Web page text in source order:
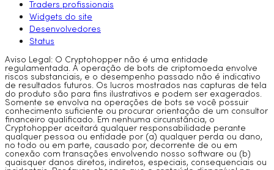
Traders profissionais
Widgets do site
Desenvolvedores
Status
Aviso Legal: O Cryptohopper não é uma entidade
regulamentada. A operação de bots de criptomoeda envolve
riscos substanciais, e o desempenho passado não é indicativo
de resultados futuros. Os lucros mostrados nas capturas de tela
do produto são para fins ilustrativos e podem ser exagerados.
Somente se envolva na operações de bots se você possuir
conhecimento suficiente ou procurar orientação de um consultor
financeiro qualificado. Em nenhuma circunstância, o
Cryptohopper aceitará qualquer responsabilidade perante
qualquer pessoa ou entidade por (a) qualquer perda ou dano,
no todo ou em parte, causado por, decorrente de ou em
conexão com transações envolvendo nosso software ou (b)
quaisquer danos diretos, indiretos, especiais, consequenciais ou